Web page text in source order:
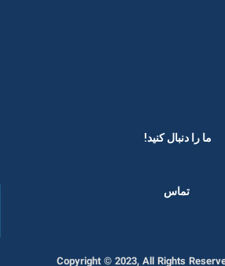
ما را دنبال کنید! ​
تماس